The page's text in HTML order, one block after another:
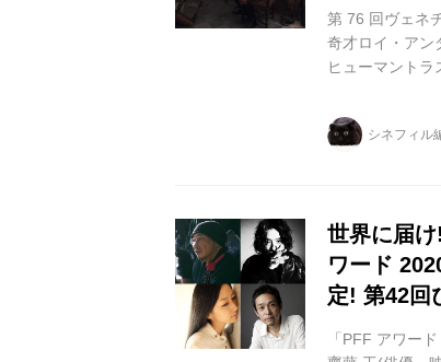
第 76 回ヴェネ
奇才ロイ・アン
ヒューマントラ
的にこだわり
ソン監督。今回
シネフィル
世界に届
ワード
定! 第42回
「PFF アワー